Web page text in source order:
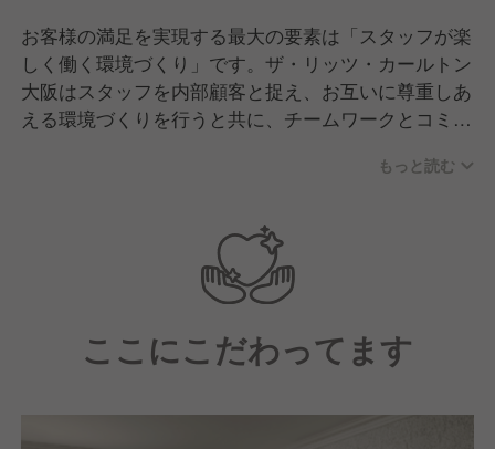
お客様の満足を実現する最大の要素は「スタッフが楽
しく働く環境づくり」です。ザ・リッツ・カールトン
大阪はスタッフを内部顧客と捉え、お互いに尊重しあ
える環境づくりを行うと共に、チームワークとコミュ
も十分に満足できる、温かで居心地のよいホテルづく
あなたも、今までのご経験を活かし、更なるステップ
アップをザ・リッツ・カールトン大阪で実現しません
もっと読む
ここにこだわってます